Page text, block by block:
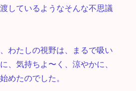
しているようなそんな不思議
わたしの視野は、まるで吸い
、気持ちよ〜く、涼やかに、
めたのでした。